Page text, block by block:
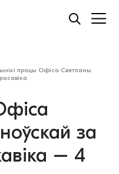
працы Офіса Святланы
за
– 4